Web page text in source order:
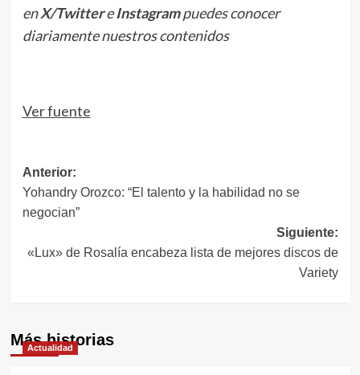
enX/TwittereInstagrampuedes conocer
diariamente nuestros contenidos
Ver fuente
Navegación
de
entradas
Anterior:
Yohandry Orozco: “El talento y la habilidad no se
negocian”
Siguiente:
«Lux» de Rosalía encabeza lista de mejores discos de
Variety
Más historias
Actualidad